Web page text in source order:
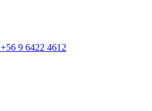
+56 9 6422 4612